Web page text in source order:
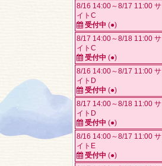
8/16 14:00～8/17 11:00 サ
イトC
受付中 (●)
8/17 14:00～8/18 11:00 サ
イトC
受付中 (●)
8/16 14:00～8/17 11:00 サ
イトD
受付中 (●)
8/17 14:00～8/18 11:00 サ
イトD
受付中 (●)
8/16 14:00～8/17 11:00 サ
イトE
受付中 (●)